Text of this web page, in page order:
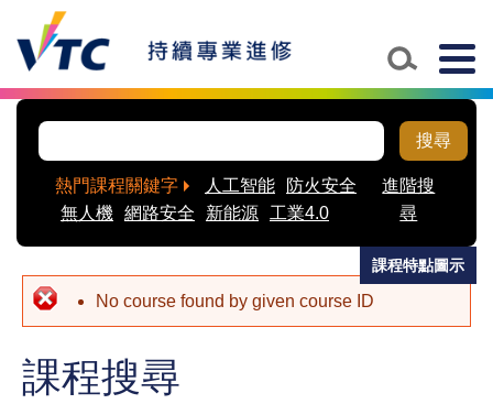
Skip to main content
搜尋
熱門課程關鍵字 人工智能
防火安全
無人機 網路安全 新能源 工業4.0
進階搜
尋
No course found by given course ID
課程搜尋
課程特點圖示